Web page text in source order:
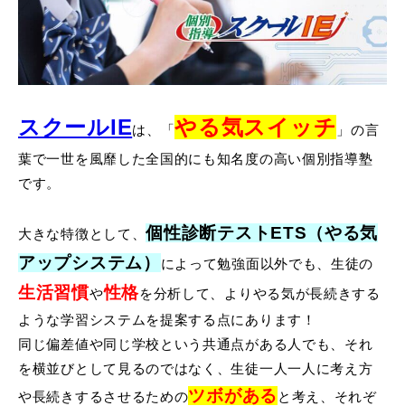
スクールIEは、「やる気スイッチ 」の言
葉で一世を風靡した全国的にも知名度の高い個別指導塾
です。
大きな特徴として、個性診断テストETS（やる気
アップシステム）
によって勉強面以外でも、生徒の
生活習慣や性格を分析して、よりやる気が長続きする
ような学習システムを提案する点にあります！
同じ偏差値や同じ学校という共通点がある人でも、それ
を横並びとして見るのではなく、生徒一人一人に考え方
や長続きするさせるためのツボがある と考え、それぞ